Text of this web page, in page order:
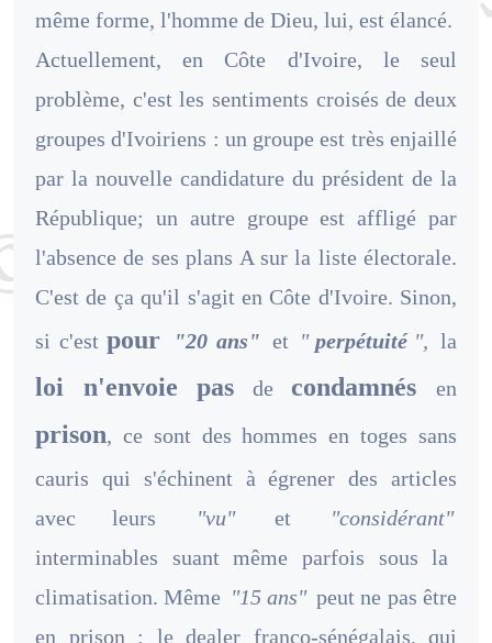
même forme, l'homme de Dieu, lui, est élancé.
Actuellement, en Côte d'Ivoire, le seul
problème, c'est les sentiments croisés de deux
groupes d'Ivoiriens : un groupe est très enjaillé
par la nouvelle candidature du président de la
République; un autre groupe est affligé par
l'absence de ses plans A sur la liste électorale.
C'est de ça qu'il s'agit en Côte d'Ivoire. Sinon,
si c'estpour "20 ans" et " perpétuité ", la
loi n'envoie pas de condamnésen
prison, ce sont des hommes en toges sans
cauris qui s'échinent à égrener des articles
avec leurs
"vu" et
"considérant"
interminables suant même parfois sous la
climatisation. Même "15 ans" peut ne pas être
en prison : le dealer franco-sénégalais, qui